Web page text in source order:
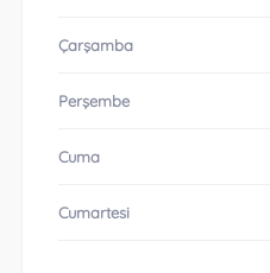
Çarşamba
Perşembe
Cuma
Cumartesi